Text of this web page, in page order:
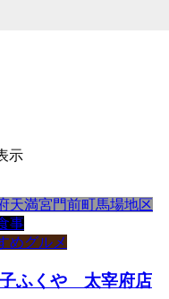
示
天満宮門前町馬場地区
事
めグルメ
ふくや 太宰府店